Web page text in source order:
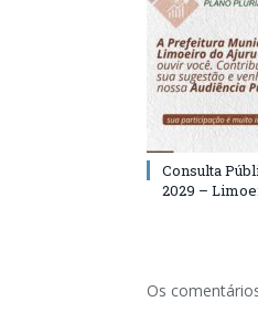
Consulta
2029 –
Os